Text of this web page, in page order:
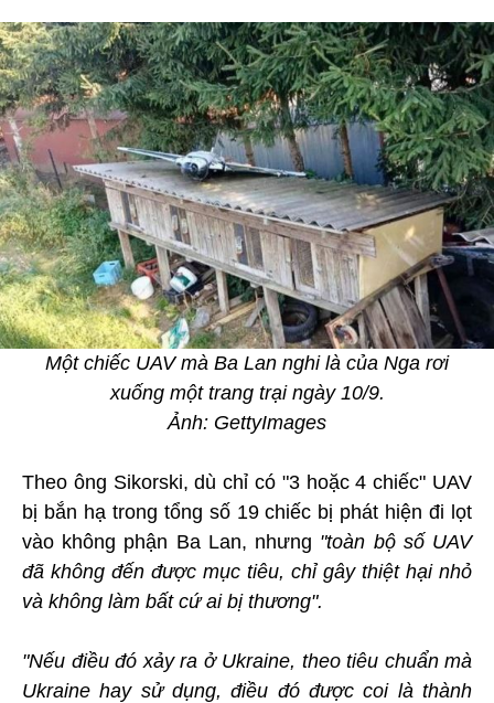
Một chiếc UAV mà Ba Lan nghi là của Nga rơi
xuống một trang trại ngày 10/9.
Ảnh: GettyImages
Theo ông Sikorski, dù chỉ có "3 hoặc 4 chiếc" UAV
bị bắn hạ trong tổng số 19 chiếc bị phát hiện đi lọt
vào không phận Ba Lan, nhưng "toàn bộ số UAV
đã không đến được mục tiêu, chỉ gây thiệt hại nhỏ
và không làm bất cứ ai bị thương".
"Nếu điều đó xảy ra ở Ukraine, theo tiêu chuẩn mà
Ukraine hay sử dụng, điều đó được coi là thành